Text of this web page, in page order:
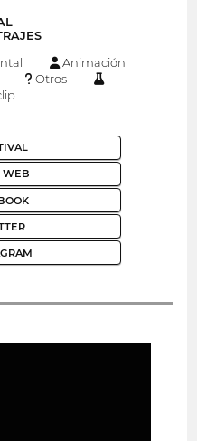
Animación
Otros
WEB